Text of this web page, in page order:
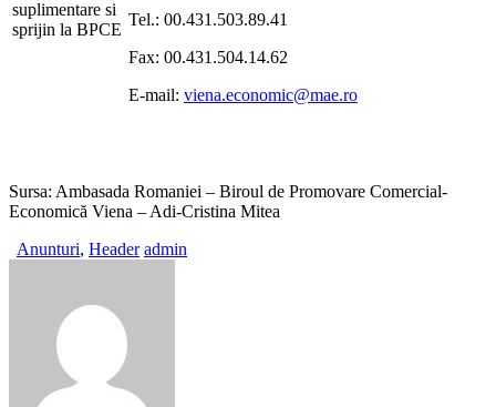
suplimentare si
sprijin la BPCE
Tel.: 00.431.503.89.41
Fax: 00.431.504.14.62
E-mail: viena.economic@mae.ro
Sursa: Ambasada Romaniei – Biroul de Promovare Comercial-
Economică Viena – Adi-Cristina Mitea
Anunturi, Header admin